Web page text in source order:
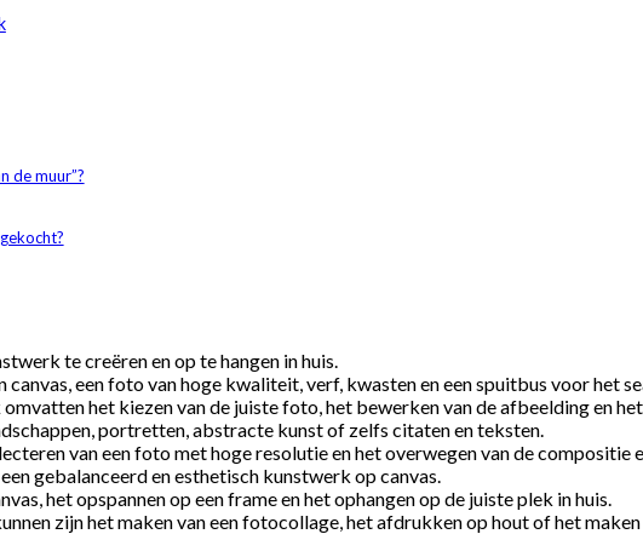
de muur”?
te creëren en op te hangen in huis.
een foto van hoge kwaliteit, verf, kwasten en een spuitbus voor het
het kiezen van de juiste foto, het bewerken van de afbeelding en
portretten, abstracte kunst of zelfs citaten en teksten.
van een foto met hoge resolutie en het overwegen van de compositie
gebalanceerd en esthetisch kunstwerk op canvas.
het opspannen op een frame en het ophangen op de juiste plek in huis.
zijn het maken van een fotocollage, het afdrukken op hout of het maken